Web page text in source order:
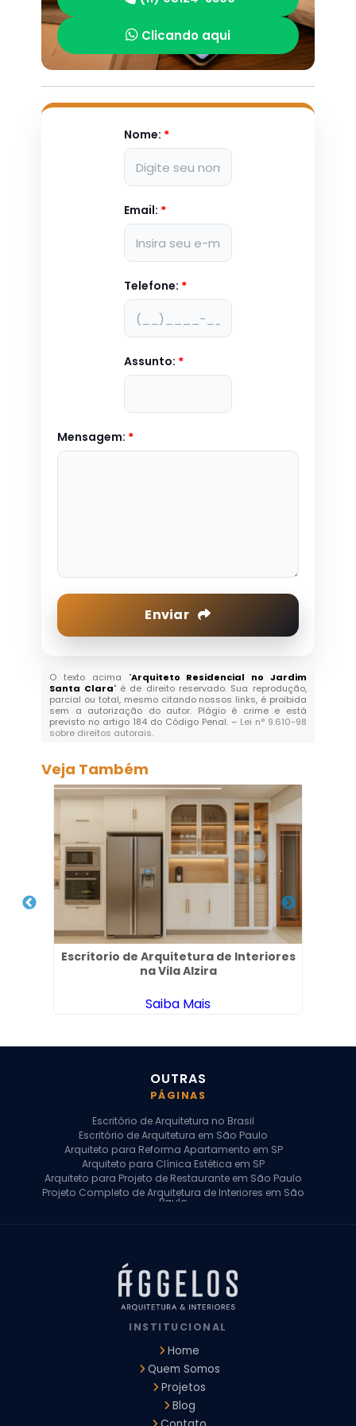
Clicando aqui
Nome: *
Email: *
Telefone: *
Assunto: *
Mensagem: *
Enviar
O texto acima "Arquiteto Residencial no Jardim
Santa Clara" é de direito reservado. Sua reprodução,
parcial ou total, mesmo citando nossos links, é proibida
sem a autorização do autor. Plágio é crime e está
previsto no artigo 184 do Código Penal. – Lei n° 9.610-98
sobre direitos autorais.
Veja Também
Escritorio de Arquitetura de Interiores
na Vila Alzira
Saiba Mais
OUTRAS
PÁGINAS
Escritório de Arquitetura no Brasil
Escritório de Arquitetura em São Paulo
Arquiteto para Reforma Apartamento em SP
Arquiteto para Clínica Estética em SP
Arquiteto para Projeto de Restaurante em São Paulo
Projeto Completo de Arquitetura de Interiores em São
Paulo
Arquiteto para Projeto Comercial em São Paulo
Arquiteto Comercial
Arquiteto para Reforma de Apartamento
Arquiteto para Reforma Residencial
Arquitetura para Reforma de Casas
Design de Interiores Apartamentos
Design de Interiores Residencial
Empresa de Arquitetura e Design
Empresas de Arquitetura e Design de Interiores
Escritório de Design de Interiores
INSTITUCIONAL
Home
Quem Somos
Projetos
Blog